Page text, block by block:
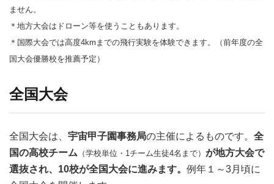
ません。
＊地方大会はドローン等を使うこともあります。
＊国際大会では高度4kmまでの飛行実験を体験できます。（前年度の全
国大会優勝校を推薦予定）
全国大会
全国大会は、 宇宙甲子園事務局の主催によるものです。 全
国の高校チーム （学校単位・1チーム生徒4名まで） が地方大会で
選抜され、10校が全国大会に進みます。 例年１～3月頃に